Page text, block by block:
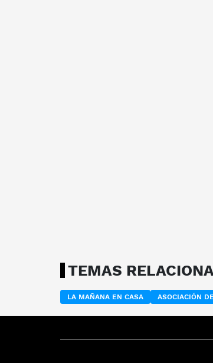
TEMAS
LA MAÑANA EN CASA ASOCIACIÓN